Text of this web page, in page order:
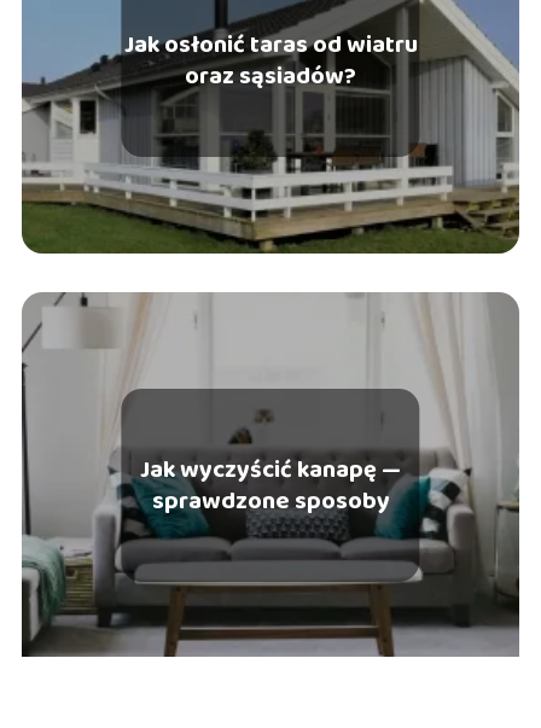
Jak osłonić taras od wiatru
oraz sąsiadów?
Jak wyczyścić kanapę —
sprawdzone sposoby